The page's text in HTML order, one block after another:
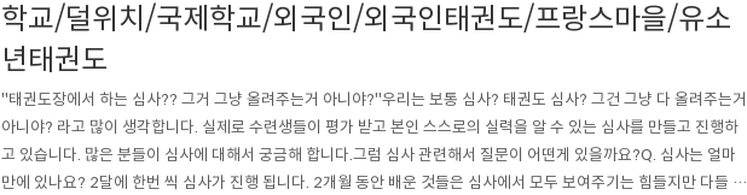
학교/덜위치/국제학교/외국인/외국인태권도/프랑스마을/유소
년태권도
"태권도장에서 하는 심사?? 그거 그냥 올려주는거 아니야?"우리는 보통 심사? 태권도 심사? 그건 그냥 다 올려주는거
아니야? 라고 많이 생각합니다. 실제로 수련생들이 평가 받고 본인 스스로의 실력을 알 수 있는 심사를 만들고 진행하
고 있습니다. 많은 분들이 심사에 대해서 궁금해 합니다.그럼 심사 관련해서 질문이 어떤게 있을까요?Q. 심사는 얼마
만에 있나요? 2달에 한번 씩 심사가 진행 됩니다. 2개월 동안 배운 것들은 심사에서 모두 보여주기는 힘들지만 다들 열